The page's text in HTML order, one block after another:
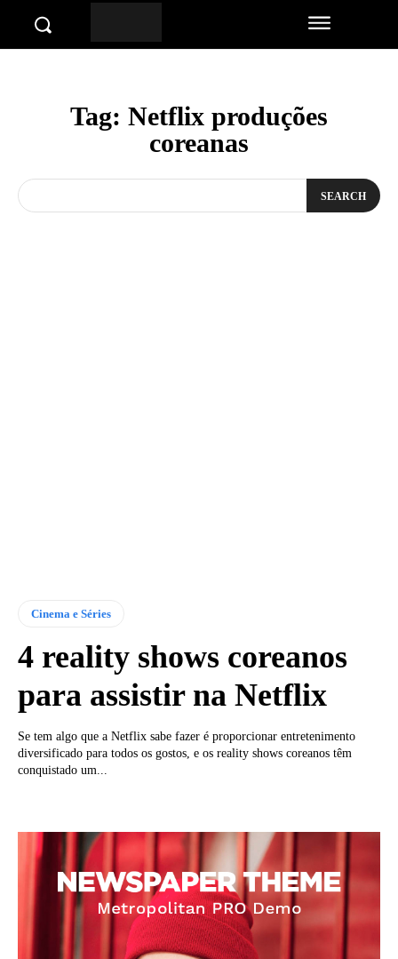
Tag: Netflix produções
coreanas
SEARCH
Cinema e Séries
4 reality shows coreanos
para assistir na Netflix
Se tem algo que a Netflix sabe fazer é proporcionar entretenimento
diversificado para todos os gostos, e os reality shows coreanos têm
conquistado um...